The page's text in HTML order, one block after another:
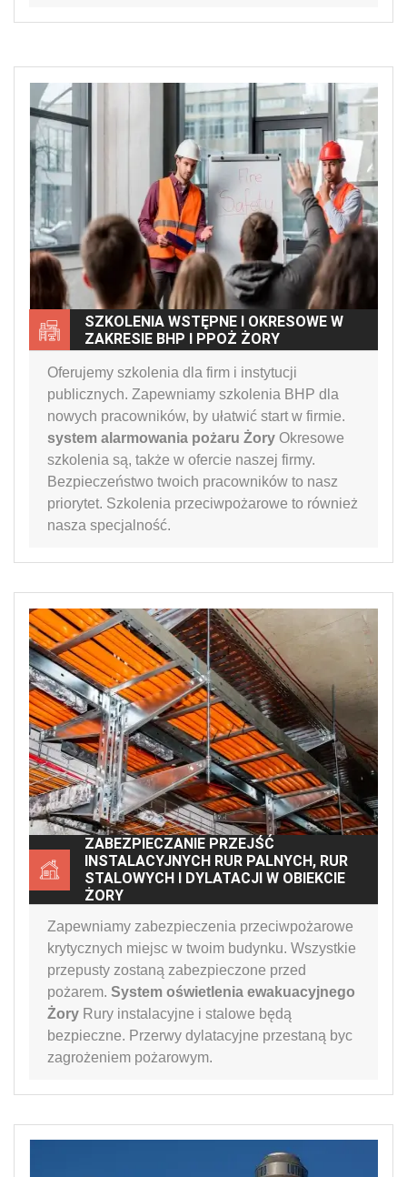
SZKOLENIA WSTĘPNE I OKRESOWE W
ZAKRESIE BHP I PPOŻ ŻORY
Oferujemy szkolenia dla firm i instytucji
publicznych. Zapewniamy szkolenia BHP dla
nowych pracowników, by ułatwić start w firmie.
system alarmowania pożaru Żory Okresowe
szkolenia są, także w ofercie naszej firmy.
Bezpieczeństwo twoich pracowników to nasz
priorytet. Szkolenia przeciwpożarowe to również
nasza specjalność.
ZABEZPIECZANIE PRZEJŚĆ
INSTALACYJNYCH RUR PALNYCH, RUR
STALOWYCH I DYLATACJI W OBIEKCIE
ŻORY
Zapewniamy zabezpieczenia przeciwpożarowe
krytycznych miejsc w twoim budynku. Wszystkie
przepusty zostaną zabezpieczone przed
pożarem. System oświetlenia ewakuacyjnego
Żory Rury instalacyjne i stalowe będą
bezpieczne. Przerwy dylatacyjne przestaną byc
zagrożeniem pożarowym.